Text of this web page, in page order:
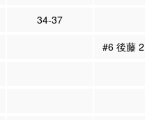
34-37
#6 後藤